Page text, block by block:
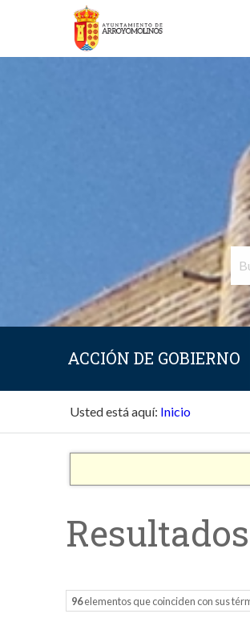
ACCIÓN DE GOBIERNO
Usted está aquí: Inicio
96elementos que coinciden con sus